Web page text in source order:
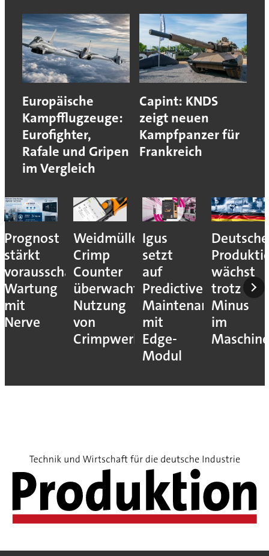
Europäische
Kampfflugzeuge:
Eurofighter,
Rafale und Gripen
im Vergleich
Capint: KNDS
zeigt neuen
Kampfpanzer für
Frankreich
Prognost
stärkt
vorausschauende
Wartung
mit
Nerve
Weidmüller:
Crimp
Counter
überwacht
Nutzung
von
Crimpwerkzeugen
Igus
setzt
auf
Predictive
Maintenance
mit
Edge-
Modul
Deutsche
wächst
trotz
Minus
im